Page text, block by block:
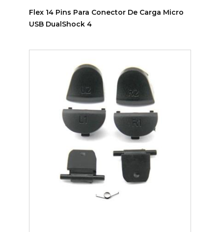
Flex 14 Pins Para Conector De Carga Micro
USB DualShock 4